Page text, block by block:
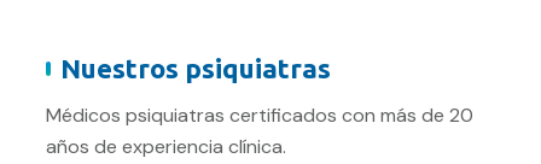
Nuestros psiquiatras
Médicos psiquiatras certificados con más de 20
años de experiencia clínica.